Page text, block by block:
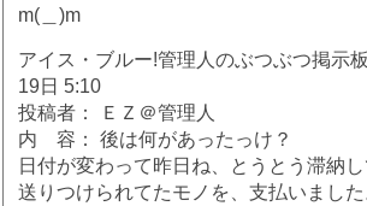
m(＿)m
アイス・ブルー!管理人のぶつぶつ掲示
19日 5:10
投稿者： ＥＺ＠管理人
内 容： 後は何があったっけ？
日付が変わって昨日ね、とうとう滞納
送りつけられてたモノを、支払いまし